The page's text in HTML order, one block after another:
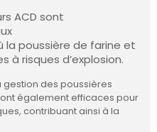
ACD sont
la poussière de farine et
à risques d’explosion.
gestion des poussières
également efficaces pour
contribuant ainsi à la